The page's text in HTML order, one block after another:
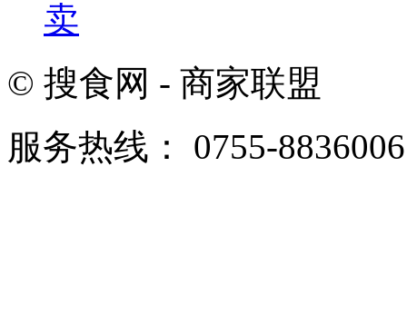
卖
© 搜食网 - 商家联盟
服务热线： 0755-